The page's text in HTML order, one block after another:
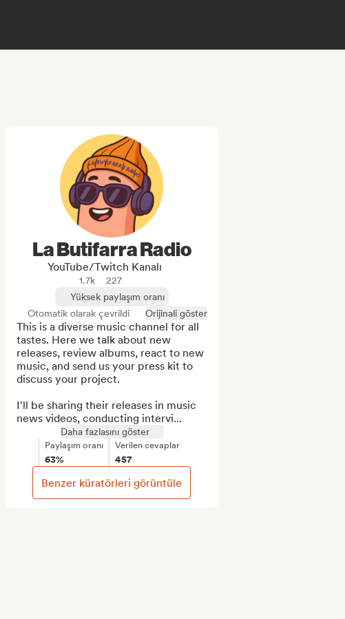
La Butifarra Radio
YouTube/Twitch Kanalı
1.7k
227
Yüksek paylaşım oranı
Otomatik olarak çevrildi
Orijinali göster
This is a diverse music channel for all
tastes. Here we talk about new
releases, review albums, react to new
music, and send us your press kit to
discuss your project.
I'll be sharing their releases in music
news videos, conducting intervi...
Daha fazlasını göster
Paylaşım oranı
63%
Verilen cevaplar
457
Benzer küratörleri görüntüle